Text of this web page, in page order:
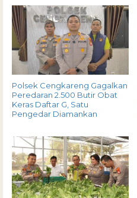
Polsek Cengkareng Gagalkan
Peredaran 2.500 Butir Obat
Keras Daftar G, Satu
Pengedar Diamankan